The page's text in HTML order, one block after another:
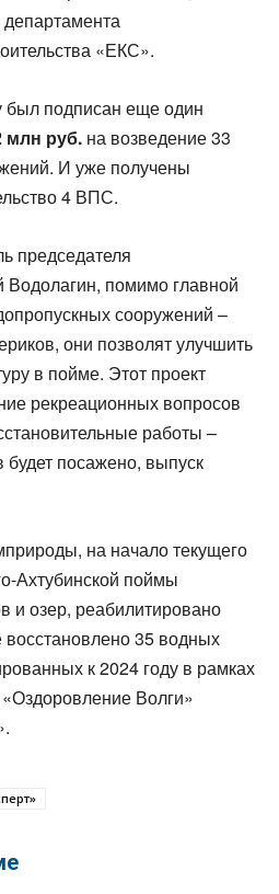
департамента
«ЕКС».
был подписан еще один
млн руб. на возведение 33
И уже получены
4 ВПС.
председателя
помимо главной
сооружений –
они позволят улучшить
в пойме. Этот проект
рекреационных вопросов
работы –
посажено, выпуск
на начало текущего
Ахтубинской поймы
и озер, реабилитировано
восстановлено 35 водных
к 2024 году в рамках
Волги»